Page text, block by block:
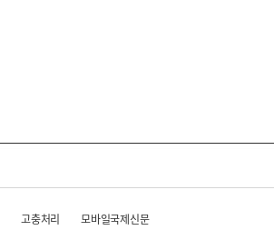
고충처리
모바일국제신문